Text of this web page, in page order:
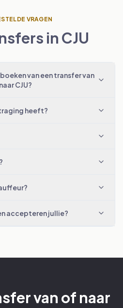
VRAGEN
in CJU
van een transfer van
CJU?
heeft?
accepteren jullie?
van of naar